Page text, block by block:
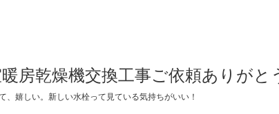
房乾燥機交換工事ご依頼ありがと
、嬉しい。新しい水栓って見ている気持ちがいい！